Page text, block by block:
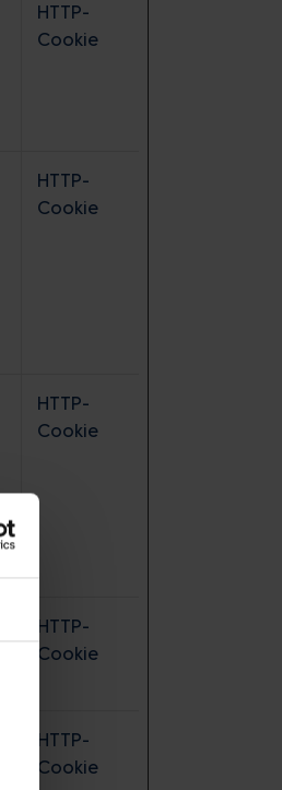
HTTP-
Cookie
HTTP-
Cookie
HTTP-
Cookie
HTTP-
Cookie
HTTP-
Cookie